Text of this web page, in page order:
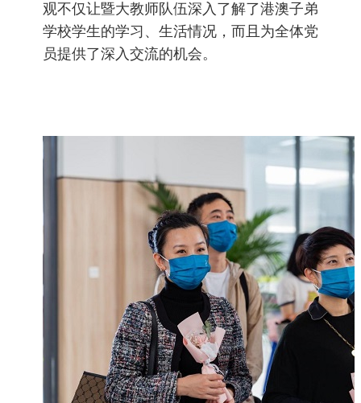
观不仅让暨大教师队伍深入了解了港澳子弟
学校学生的学习、生活情况，而且为全体党
员提供了深入交流的机会。